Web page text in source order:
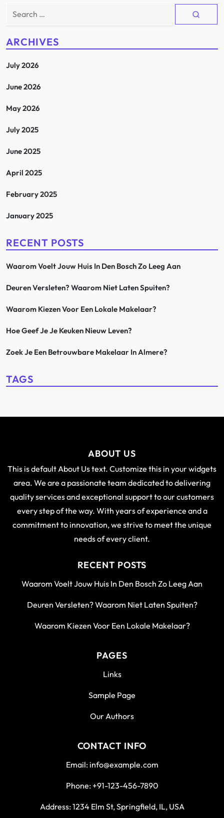
Search
ARCHIVES
July 2026
June 2026
May 2026
July 2025
June 2025
April 2025
February 2025
January 2025
RECENT POSTS
Waarom Voelt Jouw Huis In Den Bosch Zo Leeg Aan
Deuren Versleten? Waarom Niet Laten Spuiten?
Waarom Kiezen Voor Een Lokale Makelaar?
Hoe Geef Je Je Keuken Nieuw Leven?
Zoek Je Een Betrouwbare Makelaar In Almere?
TAGS
ABOUT US
This is default About Us text. Customize this in your widgets
area. We are a passionate team dedicated to delivering
quality services and exceptional support to our customers
every step of the way. With years of experience and a
commitment to innovation, we strive to meet the unique
needs of every client.
RECENT POSTS
Waarom Voelt Jouw Huis In Den Bosch Zo Leeg Aan
Deuren Versleten? Waarom Niet Laten Spuiten?
Waarom Kiezen Voor Een Lokale Makelaar?
PAGES
Links
Sample Page
Our Authors
CONTACT INFO
Email: info@example.com
Phone: +91-123-456-7890
Address: 1234 Elm St, Springfield, IL, USA